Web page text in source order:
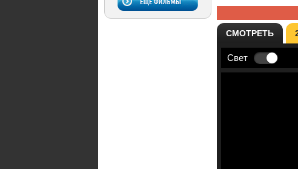
СМОТРЕТЬ
Свет